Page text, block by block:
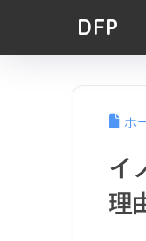
DFP
ホ
イ
理